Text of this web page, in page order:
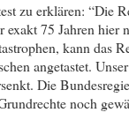
zu erklären: “Die
exakt 75 Jahren
kann das
angetastet.
Die
noch